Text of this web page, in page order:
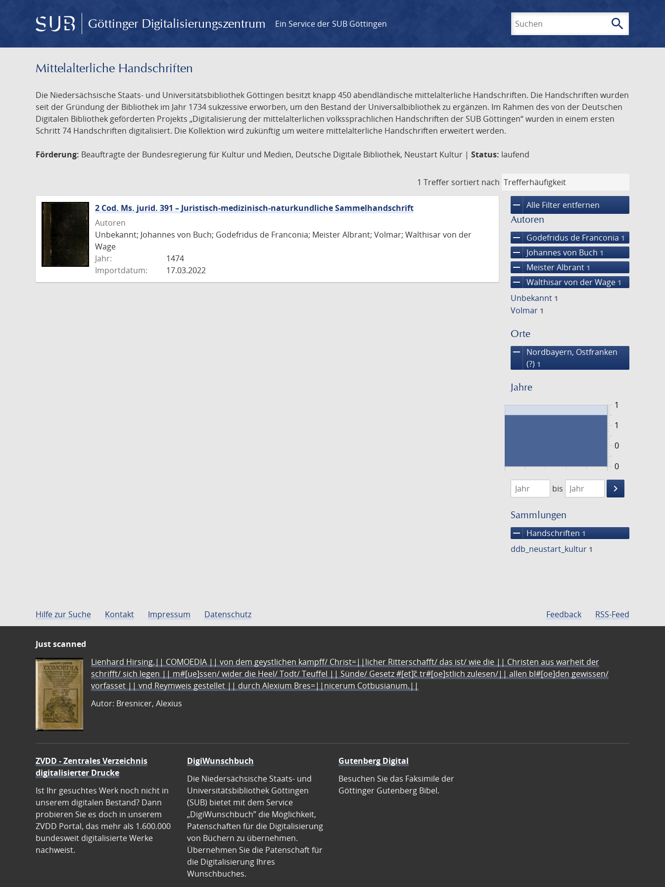
Göttinger Digitalisierungszentrum Ein Service der SUB Göttingen search
Mittelalterliche Handschriften
Die Niedersächsische Staats- und Universitätsbibliothek Göttingen besitzt knapp 450 abendländische mittelalterliche Handschriften. Die Handschriften wurden
seit der Gründung der Bibliothek im Jahr 1734 sukzessive erworben, um den Bestand der Universalbibliothek zu ergänzen. Im Rahmen des von der Deutschen
Digitalen Bibliothek geförderten Projekts „Digitalisierung der mittelalterlichen volkssprachlichen Handschriften der SUB Göttingen“ wurden in einem ersten
Schritt 74 Handschriften digitalisiert. Die Kollektion wird zukünftig um weitere mittelalterliche Handschriften erweitert werden.
Förderung: Beauftragte der Bundesregierung für Kultur und Medien, Deutsche Digitale Bibliothek, Neustart Kultur | Status: laufend
1 Treffer sortiert nach
remove Alle Filter entfernen
Autoren
remove Godefridus de Franconia 1
remove Johannes von Buch 1
remove Meister Albrant 1
remove Walthisar von der Wage 1
Unbekannt 1
Volmar 1
Orte
remove
Nordbayern, Ostfranken
(?) 1
Jahre
0
1
0
1
1474
1475
bis
keyboard_arrow_right
Suche
Sammlungen
remove Handschriften 1
ddb_neustart_kultur 1
2 Cod. Ms. jurid. 391 – Juristisch-medizinisch-naturkundliche Sammelhandschrift
Autoren
Unbekannt; Johannes von Buch; Godefridus de Franconia; Meister Albrant; Volmar; Walthisar von der
Wage
Jahr:
1474
Importdatum:
17.03.2022
Hilfe zur Suche Kontakt Impressum Datenschutz Feedback RSS-Feed
Just scanned
Lienhard Hirsing.|| COMOEDIA || von dem geystlichen kampff/ Christ=||licher Ritterschafft/ das ist/ wie die || Christen aus warheit der
schrifft/ sich legen || m#[ue]ssen/ wider die Heel/ Todt/ Teuffel || Sünde/ Gesetz #[et]c̃ tr#[oe]stlich zulesen/|| allen bl#[oe]den gewissen/
vorfasset || vnd Reymweis gestellet || durch Alexium Bres=||nicerum Cotbusianum.||
Autor: Bresnicer, Alexius
ZVDD - Zentrales Verzeichnis
digitalisierter Drucke
Ist Ihr gesuchtes Werk noch nicht in
unserem digitalen Bestand? Dann
probieren Sie es doch in unserem
ZVDD Portal, das mehr als 1.600.000
bundesweit digitalisierte Werke
nachweist.
DigiWunschbuch
Die Niedersächsische Staats- und
Universitätsbibliothek Göttingen
(SUB) bietet mit dem Service
„DigiWunschbuch” die Möglichkeit,
Patenschaften für die Digitalisierung
von Büchern zu übernehmen.
Übernehmen Sie die Patenschaft für
die Digitalisierung Ihres
Wunschbuches.
Gutenberg Digital
Besuchen Sie das Faksimile der
Göttinger Gutenberg Bibel.